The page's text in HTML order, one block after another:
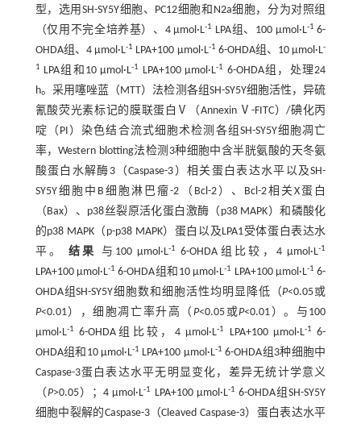
型，选用SH-SY5Y细胞、PC12细胞和N2a细胞，分为对照组
（仅用不完全培养基）、4 μmol·L-1 LPA组、100 μmol·L-1 6-
OHDA组、4 μmol·L-1 LPA+100 μmol·L-1 6-OHDA组、10 μmol·L-
1 LPA组和10 μmol·L-1 LPA+100 μmol·L-1 6-OHDA组，处理24
h。采用噻唑蓝（MTT）法检测各组SH-SY5Y细胞活性，异硫
氰酸荧光素标记的膜联蛋白Ⅴ（Annexin Ⅴ-FITC）/碘化丙
啶（PI）染色结合流式细胞术检测各组SH-SY5Y细胞凋亡
率，Western blotting法检测3种细胞中含半胱氨酸的天冬氨
酸蛋白水解酶3（Caspase-3）相关蛋白表达水平以及SH-
SY5Y细胞中B细胞淋巴瘤-2（Bcl-2）、Bcl-2相关X蛋白
（Bax）、p38丝裂原活化蛋白激酶（p38 MAPK）和磷酸化
的p38 MAPK（p-p38 MAPK）蛋白以及LPA1受体蛋白表达水
平。 结果 与100 μmol·L-1 6-OHDA组比较，4 μmol·L-1
LPA+100 μmol·L-1 6-OHDA组和10 μmol·L-1 LPA+100 μmol·L-1 6-
OHDA组SH-SY5Y细胞数和细胞活性均明显降低（P<0.05或
P<0.01），细胞凋亡率升高（ P<0.05或P<0.01）。与100
μmol·L-1 6-OHDA组比较，4 μmol·L-1 LPA+100 μmol·L-1
6-
OHDA组和10 μmol·L-1 LPA+100 μmol·L-1 6-OHDA组3种细胞中
Caspase-3蛋白表达水平无明显变化，差异无统计学意义
（P>0.05）；4 μmol·L-1 LPA+100 μmol·L-1 6-OHDA组SH-SY5Y
细胞中裂解的Caspase-3（Cleaved Caspase-3）蛋白表达水平